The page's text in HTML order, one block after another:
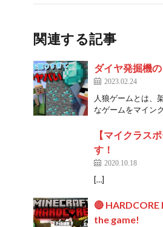
関連する記事
ダイヤ発掘機
2023.02.24
人狼ゲームとは、
なゲームをマイン
【マイクラス
す！
2020.10.18
[…]
🔴
the game!